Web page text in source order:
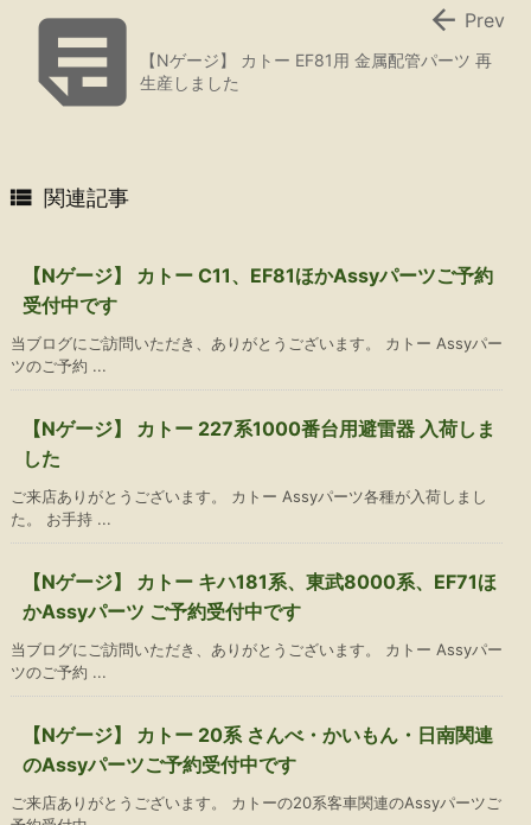
 【Nゲージ】 カトー EF81用 金属配管パーツ 再
生産しました
 Prev
 関連記事
【Nゲージ】 カトー C11、EF81ほかAssyパーツご予約
受付中です
当ブログにご訪問いただき、ありがとうございます。 カトー Assyパー
ツのご予約 ...
【Nゲージ】 カトー 227系1000番台用避雷器 入荷しま
した
ご来店ありがとうございます。 カトー Assyパーツ各種が入荷しまし
た。 お手持 ...
【Nゲージ】 カトー キハ181系、東武8000系、EF71ほ
かAssyパーツ ご予約受付中です
当ブログにご訪問いただき、ありがとうございます。 カトー Assyパー
ツのご予約 ...
【Nゲージ】 カトー 20系 さんべ・かいもん・日南関連
のAssyパーツご予約受付中です
ご来店ありがとうございます。 カトーの20系客車関連のAssyパーツご